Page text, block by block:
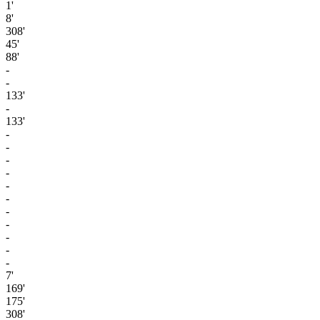
1'
8'
308'
45'
88'
-
-
133'
-
133'
-
-
-
-
-
-
-
-
-
-
-
7'
169'
175'
308'